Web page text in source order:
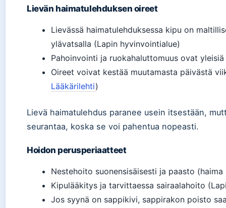
Lievän haimatulehduksen oireet
Lievässä haimatulehduksessa kipu on
ylävatsalla (Lapin hyvinvointialue)
Pahoinvointi ja ruokahaluttomuus ovat
Oireet voivat kestää muutamasta päivästä
Lääkärilehti)
Lievä haimatulehdus paranee usein itsestään,
seurantaa, koska se voi pahentua nopeasti.
Hoidon perusperiaatteet
Nestehoito suonensisäisesti ja paasto
Kipulääkitys ja tarvittaessa sairaalahoito
Jos syynä on sappikivi, sappirakon poisto